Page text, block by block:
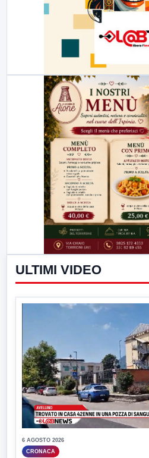
ULTIMI VIDEO
6 AGOSTO 2026
CRONACA